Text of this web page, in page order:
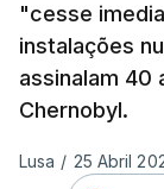
"cesse
instalações
assinalam 40
Chernobyl.
Lusa / 25 Abril